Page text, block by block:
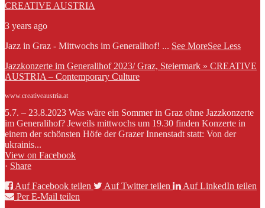
CREATIVE AUSTRIA
3 years ago
Jazz in Graz - Mittwochs im Generalihof! ... See MoreSee Less
Jazzkonzerte im Generalihof 2023/ Graz, Steiermark » CREATIVE
AUSTRIA – Contemporary Culture
www.creativeaustria.at
5.7. – 23.8.2023 Was wäre ein Sommer in Graz ohne Jazzkonzerte
im Generalihof? Jeweils mittwochs um 19.30 finden Konzerte in
einem der schönsten Höfe der Grazer Innenstadt statt: Von der
ukrainis...
View on Facebook
· Share
Auf Facebook teilen
Auf Twitter teilen
Auf LinkedIn teilen
Per E-Mail teilen